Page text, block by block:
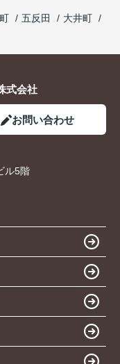
五反田
大井町
式会社
お問い合わせ
ル5階